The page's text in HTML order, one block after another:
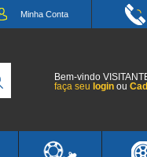
MinhaConta
Bem-vindo
faça seu login ou